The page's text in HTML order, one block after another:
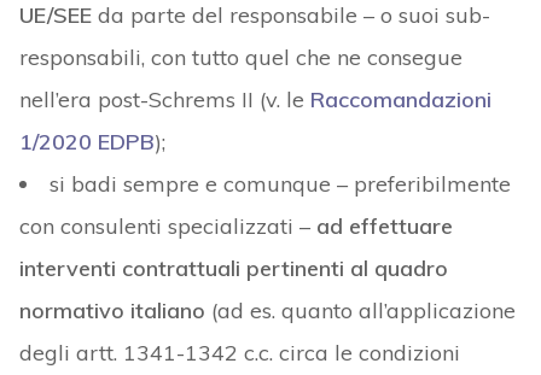
UE/SEEda parte del responsabile – o suoi sub-
responsabili, con tutto quel che ne consegue
nell’era post-Schrems II (v. le Raccomandazioni
1/2020 EDPB);
si badi sempre e comunque – preferibilmente
con consulenti specializzati – ad effettuare
interventi contrattuali pertinenti al quadro
normativo italiano (ad es. quanto all’applicazione
degli artt. 1341-1342 c.c. circa le condizioni